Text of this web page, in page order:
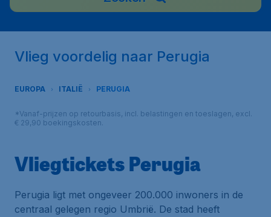
Vlieg voordelig naar Perugia
EUROPA ITALIË PERUGIA
*Vanaf-prijzen op retourbasis, incl. belastingen en toeslagen, excl.
€ 29,90 boekingskosten.
Vliegtickets Perugia
Perugia ligt met ongeveer 200.000 inwoners in de
centraal gelegen regio Umbrië. De stad heeft